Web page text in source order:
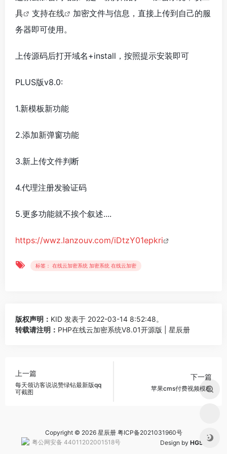
具
支持在线
加密文件与信息，直接上传到自己的服
务器即可使用。
上传源码后打开域名+install，按照提示安装即可
PLUS版v8.0:
1.新模板新功能
2.添加新弹窗功能
3.新上传文件判断
4.代理注册发验证码
5.更多功能就不挨个叙述....
https://wwz.lanzouv.com/iDtzY01epkri
标签： 在线云加密系统 加密系统 在线云加密
版权声明： KID 发表于 2022-03-14 8:52:48。
转载请注明： PHP在线云加密系统V8.01开源版 | 星辰册
上一篇
每天领访客说说赞绿钻最新版qq
可截图
下一篇
苹果cms付费视频模板
Copyright © 2026 星辰册 粤ICP备2021031960号
粤公网安备 44011202001518号Design by HGS